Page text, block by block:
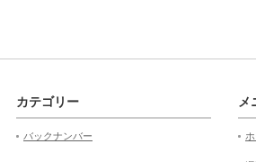
カテゴリー
バックナンバー
メ